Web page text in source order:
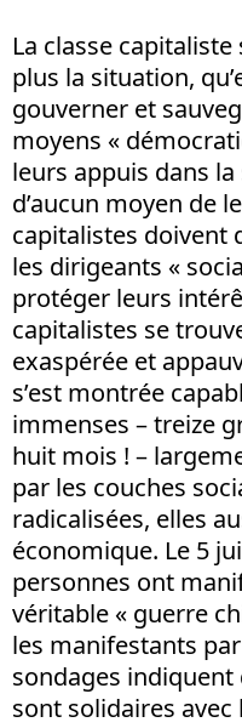
La classe
plus la situation,
gouverner et
moyens «
leurs appuis dans
d’aucun moyen de
capitalistes doivent
les dirigeants «
protéger leurs
capitalistes se
exaspérée et
s’est montrée
immenses – treize
huit mois ! –
par les couches
radicalisées, elles
économique. Le 5
personnes ont
véritable « guerre
les manifestants
sondages indiquent
sont solidaires